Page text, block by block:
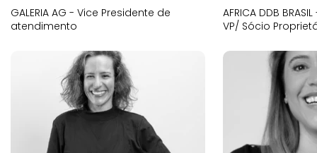
GALERIA AG - Vice Presidente de
atendimento
AFRICA DDB
VP/ Sócio